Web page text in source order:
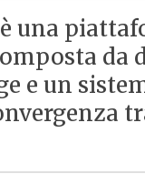
una
e un